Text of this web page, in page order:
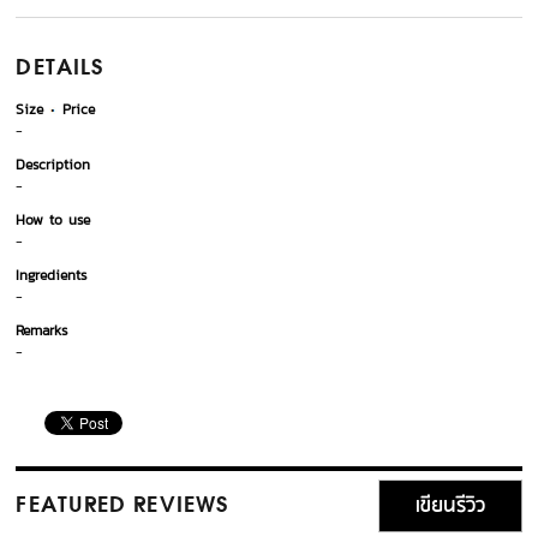
DETAILS
Size
Price
-
Description
-
How to use
-
Ingredients
-
Remarks
-
FEATURED REVIEWS เขียนรีวิว